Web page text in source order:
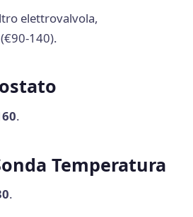
elettrovalvola,
140).
.
Temperatura
.